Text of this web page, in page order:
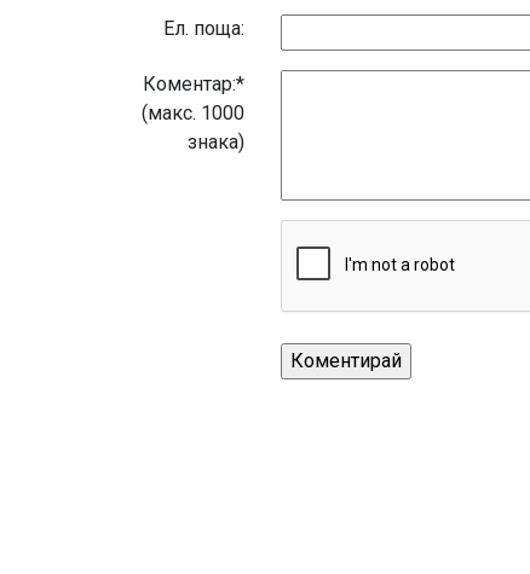
Eл. поща:
Коментар:*
(макс. 1000
знака)